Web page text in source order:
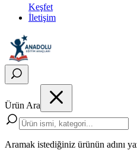
Keşfet
İletişim
Ürün Ara
Aramak istediğiniz ürünün adını